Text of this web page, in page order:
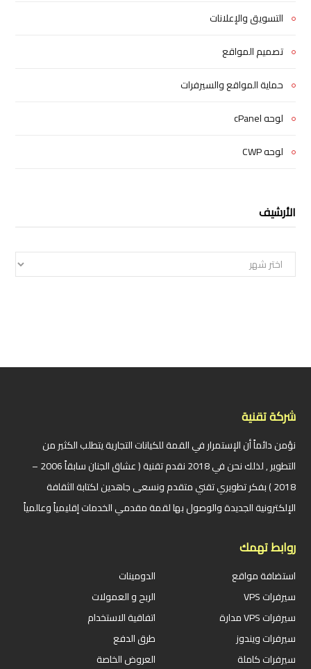
التسويق والإعلانات
تصميم المواقع
حماية المواقع والسيرفرات
لوحه cPanel
لوحه CWP
الأرشيف
الأرشيف
شركة تقنية
نؤمن دائماً أن الإستمرار في القمة للكيانات التجارية يتطلب الكثير من
التطوير , لذلك نحن في 2018 نقدم تقنية ( عشاق الجنان سابقاً 2006 –
2018 ) بفكر تطويري تقني متقدم ونسعى جاهدين لكتابة الثقافة
الإلكترونية الجديدة والوصول بها لقمة مقدمي الخدمات إقليمياً وعالمياً
روابط تهمك
استضافة مواقع
سيرفرات VPS
سيرفرات VPS مدارة
سيرفرات ويندوز
سيرفرات كاملة
الدومينات
الربح و العمولات
اتفاقية الاستخدام
طرق الدفع
العروض الخاصة